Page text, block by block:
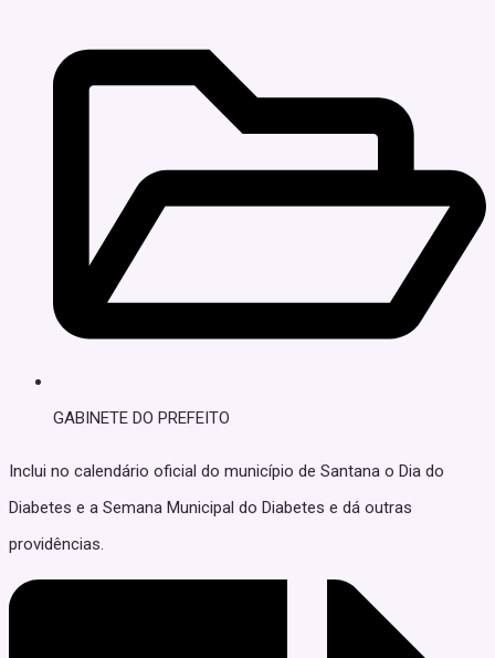
GABINETE DO PREFEITO
Inclui no calendário oficial do município de Santana o Dia do
Diabetes e a Semana Municipal do Diabetes e dá outras
providências.